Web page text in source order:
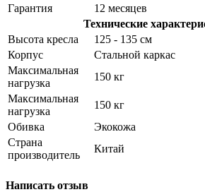
Гарантия
12 месяцев
Технические
Высота кресла
125 - 135 см
Корпус
Стальной каркас
Максимальная
нагрузка
150 кг
Максимальная
нагрузка
150 кг
Обивка
Экокожа
Страна
производитель
Китай
Написать отзыв